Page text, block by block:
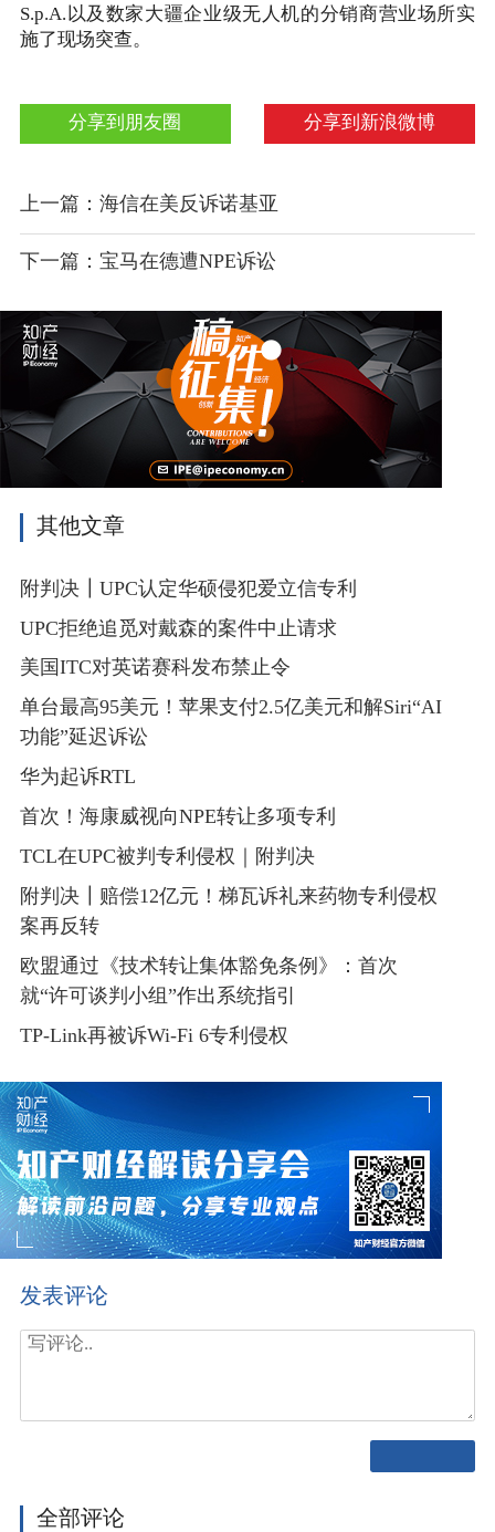
S.p.A.以及数家大疆企业级无人机的分销商营业场所实
施了现场突查。
分享到新浪微博
分享到朋友圈
上一篇：海信在美反诉诺基亚
下一篇：宝马在德遭NPE诉讼
其他文章
附判决┃UPC认定华硕侵犯爱立信专利
UPC拒绝追觅对戴森的案件中止请求
美国ITC对英诺赛科发布禁止令
单台最高95美元！苹果支付2.5亿美元和解Siri“AI
功能”延迟诉讼
华为起诉RTL
首次！海康威视向NPE转让多项专利
TCL在UPC被判专利侵权｜附判决
附判决┃赔偿12亿元！梯瓦诉礼来药物专利侵权
案再反转
欧盟通过《技术转让集体豁免条例》：首次
就“许可谈判小组”作出系统指引
TP-Link再被诉Wi-Fi 6专利侵权
发表评论
全部评论